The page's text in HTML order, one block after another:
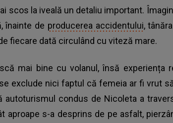
scos la iveală un detaliu important.
înainte de producerea accidentului,
fiecare dată circulând cu viteză mare.
mai bine cu volanul, însă experiența
exclude nici faptul că femeia ar fi vrut
autoturismul condus de Nicoleta a
aproape s-a desprins de pe asfalt,